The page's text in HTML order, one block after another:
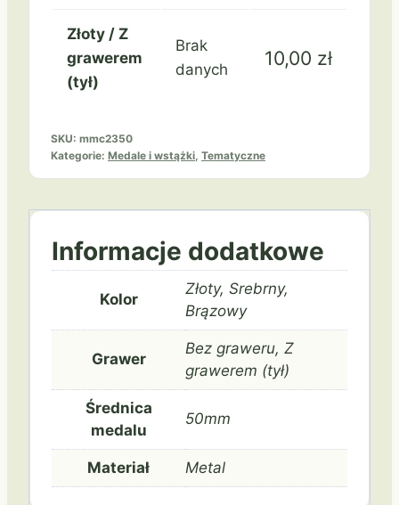
Złoty / Z
grawerem
(tył)
Brak
danych
10,00 zł
SKU: mmc2350
Kategorie: Medale i wstążki Tematyczne
Informacje dodatkowe
Kolor
Złoty, Srebrny,
Brązowy
Grawer
Bez graweru, Z
grawerem (tył)
Średnica
medalu
50mm
Materiał Metal